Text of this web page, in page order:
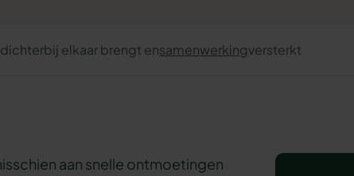
elkaar brengt ensamenwerkingversterkt
aan snelle ontmoetingen